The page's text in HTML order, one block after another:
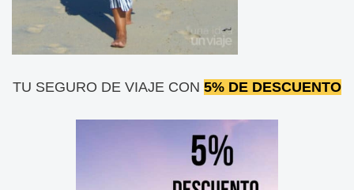
TU SEGURO DE VIAJE CON 5% DE DESCUENTO